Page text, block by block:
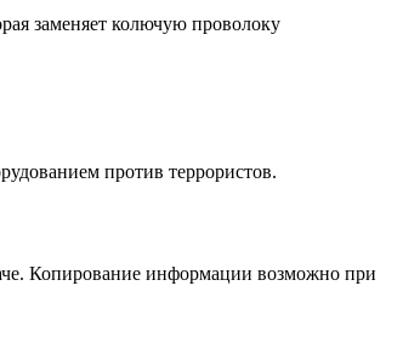
заменяет колючую проволоку
против террористов.
Копирование информации возможно при